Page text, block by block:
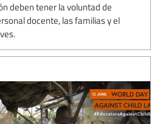
deben tener la voluntad de
docente, las familias y el